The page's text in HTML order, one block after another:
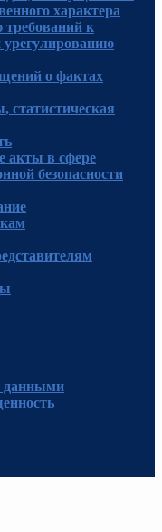
характера
к
о фактах
статистическая
акты в сфере
безопасности
данными